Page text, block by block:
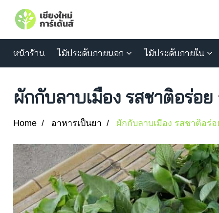
หน้าร้าน ไม้ประดับภายนอก ไม้ประดับภายใน
ผักกับลาบเมือง รสชาติอร่อ
Home อาหารเป็นยา ผักกับลาบเมือง รสชาติอร่